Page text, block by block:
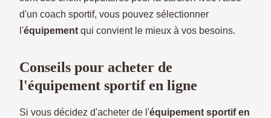
d'un coach sportif, vous pouvez sélectionner
l'équipement qui convient le mieux à vos besoins.
Conseils pour acheter de
l'équipement sportif en ligne
Si vous décidez d'acheter de l'équipement sportif en